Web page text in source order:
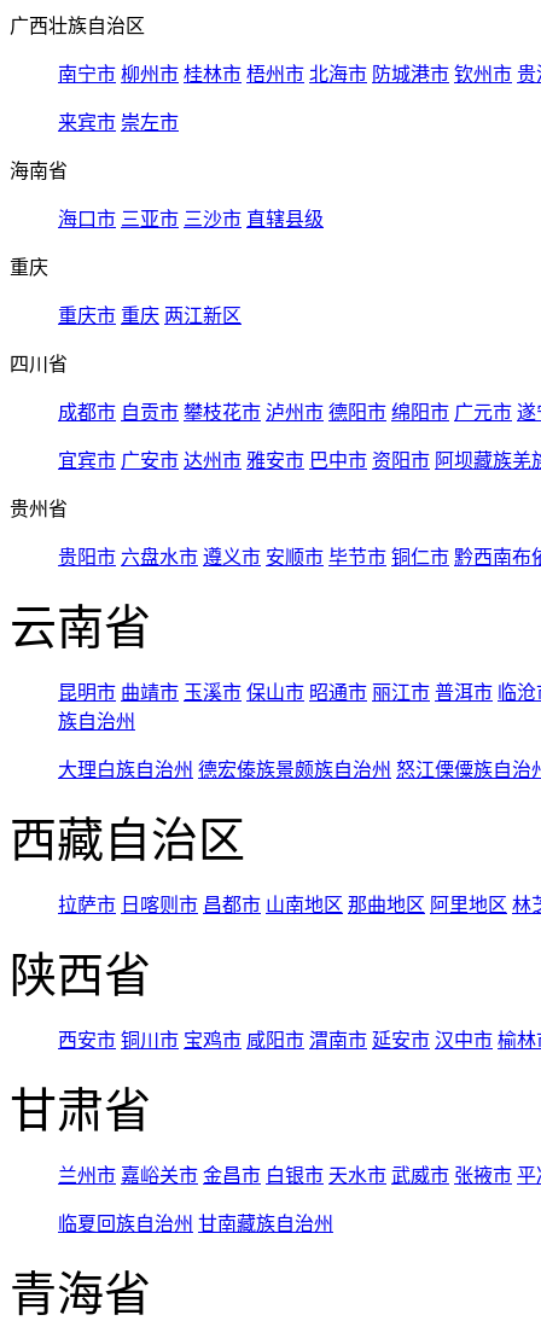
广西壮族自治区
南宁市 柳州市 桂林市 梧州市 北海市 防城港市 钦州市 贵
来宾市 崇左市
海南省
海口市 三亚市 三沙市 直辖县级
重庆
重庆市 重庆 两江新区
四川省
成都市 自贡市 攀枝花市 泸州市 德阳市 绵阳市 广元市 遂
宜宾市 广安市 达州市 雅安市 巴中市 资阳市 阿坝藏族羌
贵州省
贵阳市 六盘水市 遵义市 安顺市 毕节市 铜仁市 黔西南布
云南省
昆明市 曲靖市 玉溪市 保山市 昭通市 丽江市 普洱市 临
族自治州
大理白族自治州 德宏傣族景颇族自治州 怒江傈僳族自治
西藏自治区
拉萨市 日喀则市 昌都市 山南地区 那曲地区 阿里地区 林
陕西省
西安市 铜川市 宝鸡市 咸阳市 渭南市 延安市 汉中市 榆林
甘肃省
兰州市 嘉峪关市 金昌市 白银市 天水市 武威市 张掖市 平
临夏回族自治州 甘南藏族自治州
青海省